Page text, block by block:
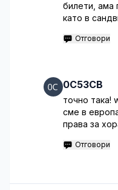
билети, ама
като в
Отговори
0C53CB
точно така!
сме в
права за
Отговори